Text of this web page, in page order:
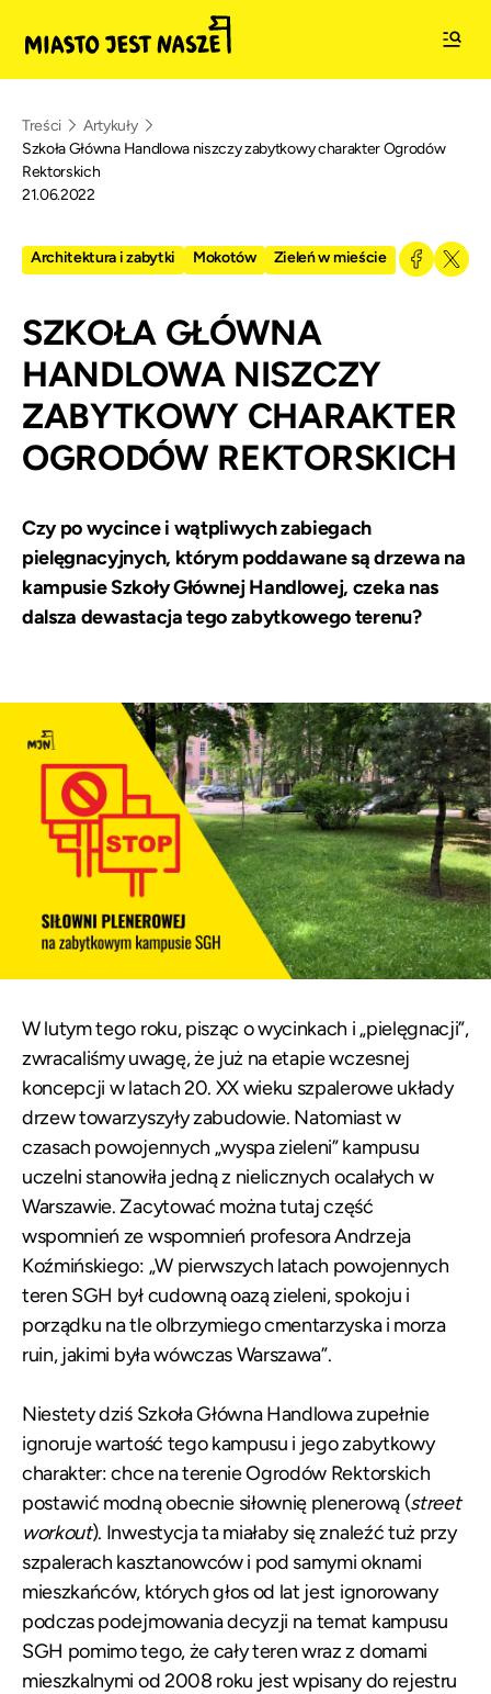
Treści
Artykuły
Szkoła Główna Handlowa niszczy zabytkowy charakter Ogrodów
Rektorskich
21.06.2022
Architektura i zabytki Mokotów Zieleń w mieście
SZKOŁA GŁÓWNA
HANDLOWA NISZCZY
ZABYTKOWY CHARAKTER
OGRODÓW REKTORSKICH
Czy po wycince i wątpliwych zabiegach
pielęgnacyjnych, którym poddawane są drzewa na
kampusie Szkoły Głównej Handlowej, czeka nas
dalsza dewastacja tego zabytkowego terenu?
W lutym tego roku, pisząc o wycinkach i „pielęgnacji”,
zwracaliśmy uwagę, że już na etapie wczesnej
koncepcji w latach 20. XX wieku szpalerowe układy
drzew towarzyszyły zabudowie. Natomiast w
czasach powojennych „wyspa zieleni” kampusu
uczelni stanowiła jedną z nielicznych ocalałych w
Warszawie. Zacytować można tutaj część
wspomnień ze wspomnień profesora Andrzeja
Koźmińskiego: „W pierwszych latach powojennych
teren SGH był cudowną oazą zieleni, spokoju i
porządku na tle olbrzymiego cmentarzyska i morza
ruin, jakimi była wówczas Warszawa”.
Niestety dziś Szkoła Główna Handlowa zupełnie
ignoruje wartość tego kampusu i jego zabytkowy
charakter: chce na terenie Ogrodów Rektorskich
postawić modną obecnie siłownię plenerową (street
workout). Inwestycja ta miałaby się znaleźć tuż przy
szpalerach kasztanowców i pod samymi oknami
mieszkańców, których głos od lat jest ignorowany
podczas podejmowania decyzji na temat kampusu
SGH pomimo tego, że cały teren wraz z domami
mieszkalnymi od 2008 roku jest wpisany do rejestru